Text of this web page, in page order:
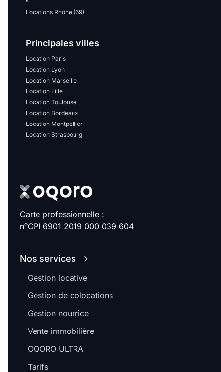
Locations Rhône (69)
Principales villes
Location Paris
Location Lyon
Location Marseille
Location Lille
Location Toulouse
Location Bordeaux
Location Montpellier
Location Strasbourg
Carte professionnelle :
noCPI 6901 2019 000 039 604
Nos services
Gestion locative
Gestion de colocations
Gestion nourrice
Vente immobilière
OQORO ULTRA
Tarifs